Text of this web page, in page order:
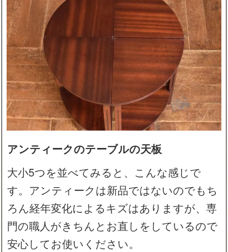
アンティークのテーブルの天板
大小5つを並べてみると、こんな感じで
す。アンティークは新品ではないのでもち
ろん経年変化によるキズはありますが、専
門の職人がきちんとお直しをしているので
安心してお使いください。